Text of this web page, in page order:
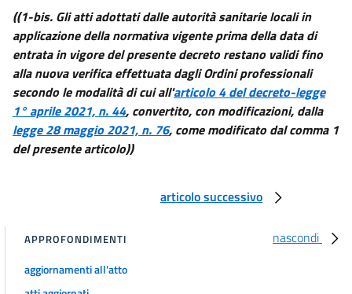
((1-bis. Gli atti adottati dalle autorità sanitarie locali in
applicazione della normativa vigente prima della data di
entrata in vigore del presente decreto restano validi fino
alla nuova verifica effettuata dagli Ordini professionali
secondo le modalità di cui all'articolo 4 del decreto-legge
1° aprile 2021, n. 44, convertito, con modificazioni, dalla
legge 28 maggio 2021, n. 76, come modificato dal comma 1
del presente articolo))
articolo successivo
nascondi
APPROFONDIMENTI
aggiornamenti all'atto